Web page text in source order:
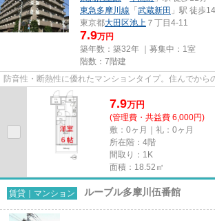
東急多摩川線 「 武蔵新田 」駅 徒歩
東京都大田区池上 ７丁目4‐11
7.9万円
築年数：築32年 ｜募集中： 1室
階数：7階建
防音性・断熱性に優れたマンションタイプ。住んでから
7.9万円
(管理費・共益費 6,000円)
敷：0ヶ月｜礼：0ヶ月
所在階：4階
間取り：1K
面積：18.52㎡
賃貸｜マンション ルーブル多摩川伍番館